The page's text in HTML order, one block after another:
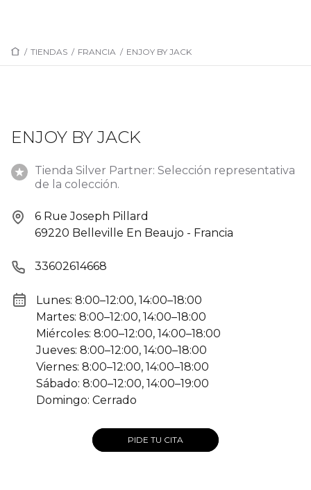
/ TIENDAS / FRANCIA / ENJOY BY JACK
ENJOY BY JACK
Tienda Silver Partner: Selección representativa
de la colección.
6 Rue Joseph Pillard
69220 Belleville En Beaujo - Francia
33602614668
Lunes: 8:00–12:00, 14:00–18:00
Martes: 8:00–12:00, 14:00–18:00
Miércoles: 8:00–12:00, 14:00–18:00
Jueves: 8:00–12:00, 14:00–18:00
Viernes: 8:00–12:00, 14:00–18:00
Sábado: 8:00–12:00, 14:00–19:00
Domingo: Cerrado
PIDE TU CITA